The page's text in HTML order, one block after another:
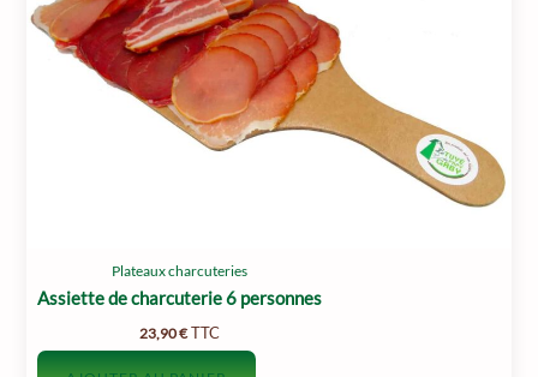
Plateaux charcuteries
Assiette de charcuterie 6 personnes
23,90€ TTC